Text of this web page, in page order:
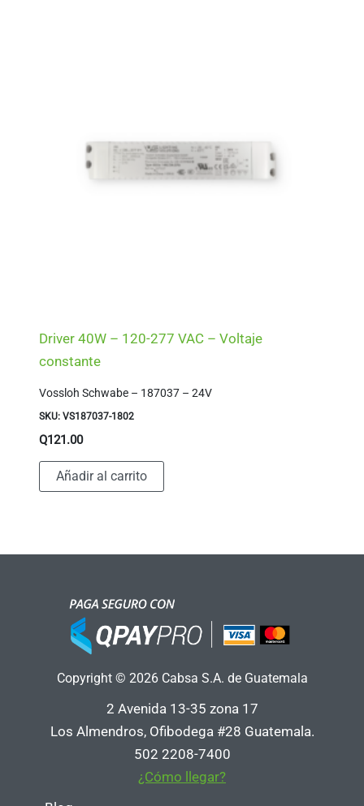
Driver 40W – 120-277 VAC – Voltaje
constante
Vossloh Schwabe – 187037 – 24V
SKU: VS187037-1802
Q121.00
Añadir al carrito
Copyright © 2026 Cabsa S.A. de Guatemala
2 Avenida 13-35 zona 17
Los Almendros, Ofibodega #28 Guatemala.
502 2208-7400
¿Cómo llegar?